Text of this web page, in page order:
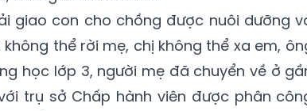
giao con cho chồng được nuôi dưỡng
thể rời mẹ, chị không thể xa em,
học lớp 3, người mẹ đã chuyển về ở
trụ sở Chấp hành viên được phân